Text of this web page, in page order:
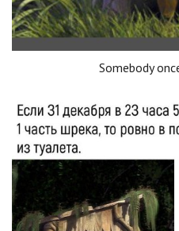
Somebody